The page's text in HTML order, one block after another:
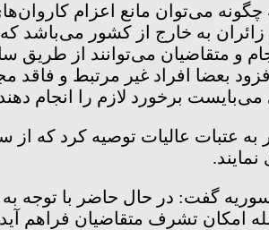
می‌توان مانع اعزام
به خارج از کشور می‌باشد
بعضا افراد غیر مرتبط و
برخورد لازم را انجام
عتبات عالیات توصیه کرد که از
نمایند.
گفت: در حال حاضر با توجه به
امکان تشرف متقاضیان فراهم